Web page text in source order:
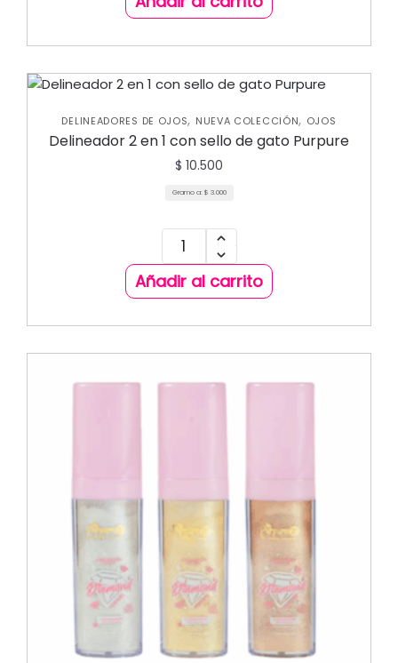
DELINEADORES DE OJOS, NUEVA COLECCIÓN, OJOS
Delineador 2 en 1 con sello de gato Purpure
$ 10.500
Gramo a: $ 3.000
Añadir al carrito